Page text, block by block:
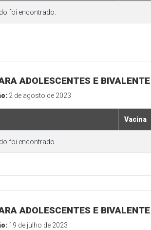
foi encontrado.
ADOLESCENTES E
2 de agosto de 2023
Vacina
foi encontrado.
ADOLESCENTES E
19 de julho de 2023